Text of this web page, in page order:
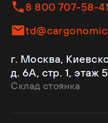
Контейнеровозы
Самосвалы
Ломовозы
С кониками
Рефрижераторы
JAC
Kassbohrer
Krone
Mercedes-Benz
Schmitz Cargobull
Shacman
8 800 707-58-41
г. Москва,
д. 6А, стр. 1, этаж
Склад стоянка